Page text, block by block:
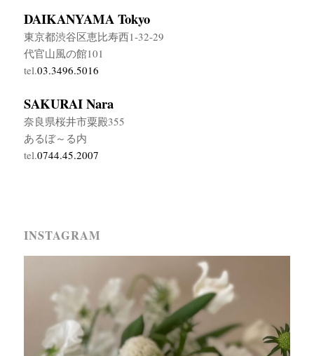
DAIKANYAMA Tokyo
東京都渋谷区恵比寿西1-32-29
代官山風の館101
tel.03.3496.5016
SAKURAI Nara
奈良県桜井市粟殿355
あるぼ～る内
tel.0744.45.2007
INSTAGRAM